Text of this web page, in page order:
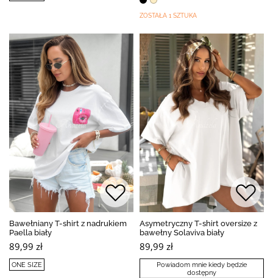
ZOSTAŁA 1 SZTUKA
Bawełniany T-shirt z nadrukiem
Paella biały
89,99 zł
ONE SIZE
Asymetryczny T-shirt oversize z
bawełny Solaviva biały
89,99 zł
Powiadom mnie kiedy będzie
dostępny